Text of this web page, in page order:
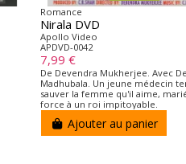
Romance
Nirala DVD
Apollo Video
APDVD-0042
7,99 €
De Devendra Mukherjee. Avec
Madhubala. Un jeune médecin
sauver la femme qu'il aime,
force à un roi impitoyable.
Ajouter au panier